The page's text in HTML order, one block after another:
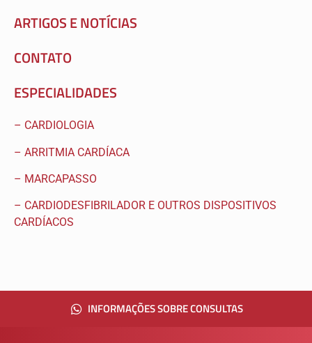
ARTIGOS E NOTÍCIAS
CONTATO
ESPECIALIDADES
– CARDIOLOGIA
– ARRITMIA CARDÍACA
– MARCAPASSO
– CARDIODESFIBRILADOR E OUTROS DISPOSITIVOS
CARDÍACOS
INFORMAÇÕES SOBRE CONSULTAS